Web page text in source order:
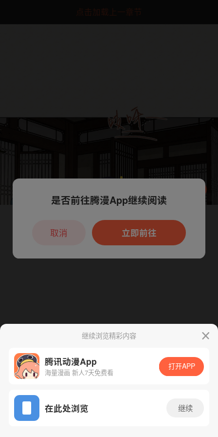
点击加载上一章节
App免费看
下一话 腾漫App免费看
继续浏览精彩内容
腾讯动漫App
海量漫画 新人7天免费看
打开APP
在此处浏览 继续
本章节仅支持App阅读，可打开App新用
户7天免费看
是否前往腾漫App继续阅读
立即前往
取消